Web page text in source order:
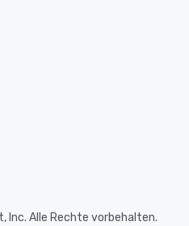
Alle Rechte vorbehalten.